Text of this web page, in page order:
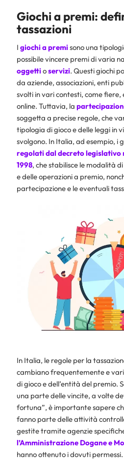
Giochi a premi:
tassazioni
I giochi a premisono una
possibile vincere premi di varia
oggettioservizi. Questi giochi
da aziende, associazioni, enti
svolti in vari contesti, come
online. Tuttavia, la
soggetta a precise regole, che
tipologia di gioco e delle leggi in
svolgono. In Italia, ad esempio, i
regolati dal decreto legislativo
1998, che stabilisce le modalità
e delle operazioni a premio,
partecipazione e le eventuali
In Italia, le regole per la
cambiano frequentemente e
di gioco e dell’entità del premio.
una parte delle vincite, a volte
fortuna”, è importante sapere
fanno parte delle attività
gestite tramite agenzie
l’Amministrazione Dogane e
hanno ottenuto i dovuti